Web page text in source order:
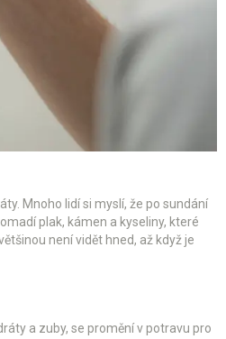
Mnoho lidí si myslí, že po sundání
plak, kámen a kyseliny, které
není vidět hned, až když je
a zuby, se promění v potravu pro